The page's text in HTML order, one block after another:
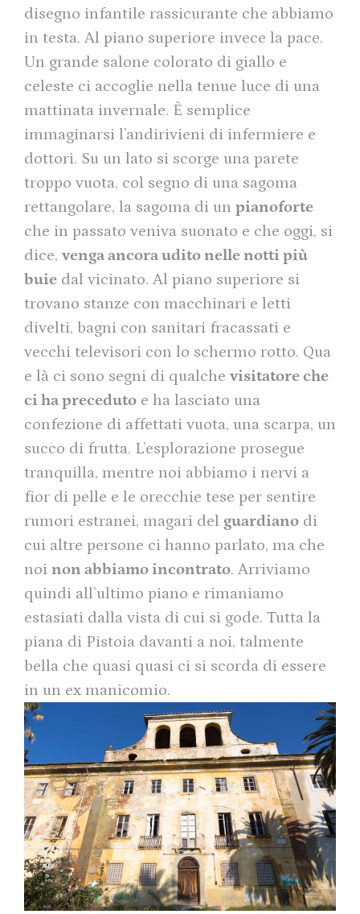
disegno infantile rassicurante che abbiamo
in testa. Al piano superiore invece la pace.
Un grande salone colorato di giallo e
celeste ci accoglie nella tenue luce di una
mattinata invernale. È semplice
immaginarsi l’andirivieni di infermiere e
dottori. Su un lato si scorge una parete
troppo vuota, col segno di una sagoma
rettangolare, la sagoma di un pianoforte
che in passato veniva suonato e che oggi, si
dice, venga ancora udito nelle notti più
buie dal vicinato. Al piano superiore si
trovano stanze con macchinari e letti
divelti, bagni con sanitari fracassati e
vecchi televisori con lo schermo rotto. Qua
e là ci sono segni di qualche visitatore che
ci ha preceduto e ha lasciato una
confezione di affettati vuota, una scarpa, un
succo di frutta. L’esplorazione prosegue
tranquilla, mentre noi abbiamo i nervi a
fior di pelle e le orecchie tese per sentire
rumori estranei, magari del guardiano di
cui altre persone ci hanno parlato, ma che
noi non abbiamo incontrato. Arriviamo
quindi all’ultimo piano e rimaniamo
estasiati dalla vista di cui si gode. Tutta la
piana di Pistoia davanti a noi, talmente
bella che quasi quasi ci si scorda di essere
in un ex manicomio.